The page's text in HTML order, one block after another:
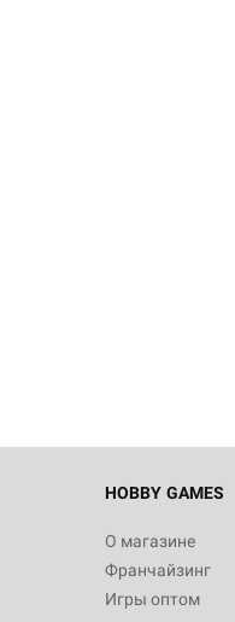
HOBBY GAMES
О магазине
Франчайзинг
Игры оптом
Настольная
Белая смерть
12 990
Настольная